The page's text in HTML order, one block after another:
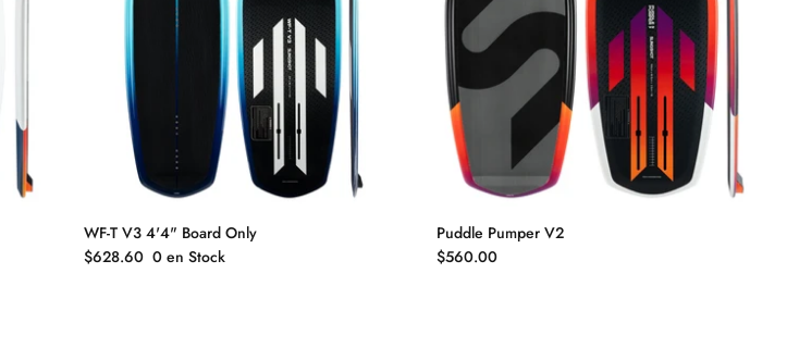
WF-T V3 4'4" Board Only
$628.60 0 en Stock
Puddle Pumper V2
$560.00